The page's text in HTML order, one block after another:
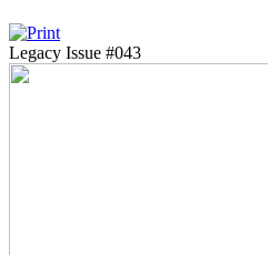
Legacy Issue #043